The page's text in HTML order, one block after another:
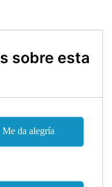
sobre esta